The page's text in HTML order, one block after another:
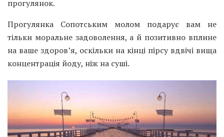
прогулянок.
Прогулянка Сопотським молом подарує вам не
тільки моральне задоволення, а й позитивно вплине
на ваше здоров’я, оскільки на кінці пірсу вдвічі вища
концентрація йоду, ніж на суші.